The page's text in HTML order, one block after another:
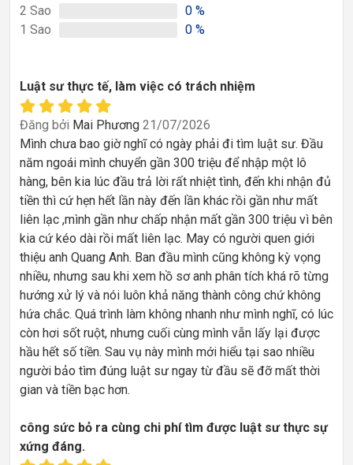
2 Sao 0 %
1 Sao 0 %
Luật sư thực tế, làm việc có trách nhiệm
Đăng bởi Mai Phương 21/07/2026
Mình chưa bao giờ nghĩ có ngày phải đi tìm luật sư. Đầu
năm ngoái mình chuyển gần 300 triệu để nhập một lô
hàng, bên kia lúc đầu trả lời rất nhiệt tình, đến khi nhận đủ
tiền thì cứ hẹn hết lần này đến lần khác rồi gần như mất
liên lạc ,mình gần như chấp nhận mất gần 300 triệu vì bên
kia cứ kéo dài rồi mất liên lạc. May có người quen giới
thiệu anh Quang Anh. Ban đầu mình cũng không kỳ vọng
nhiều, nhưng sau khi xem hồ sơ anh phân tích khá rõ từng
hướng xử lý và nói luôn khả năng thành công chứ không
hứa chắc. Quá trình làm không nhanh như mình nghĩ, có lúc
còn hơi sốt ruột, nhưng cuối cùng mình vẫn lấy lại được
hầu hết số tiền. Sau vụ này mình mới hiểu tại sao nhiều
người bảo tìm đúng luật sư ngay từ đầu sẽ đỡ mất thời
gian và tiền bạc hơn.
công sức bỏ ra cùng chi phí tìm được luật sư thực sự
xứng đáng.